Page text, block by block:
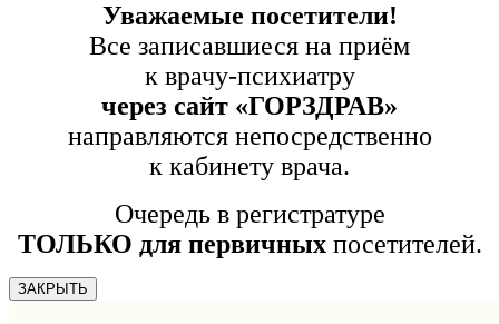
Уважаемые посетители!
Все записавшиеся на приём
к врачу-психиатру
через сайт «ГОРЗДРАВ»
направляются непосредственно
к кабинету врача.
Очередь в регистратуре
ТОЛЬКО для первичныхпосетителей.
ЗАКРЫТЬ